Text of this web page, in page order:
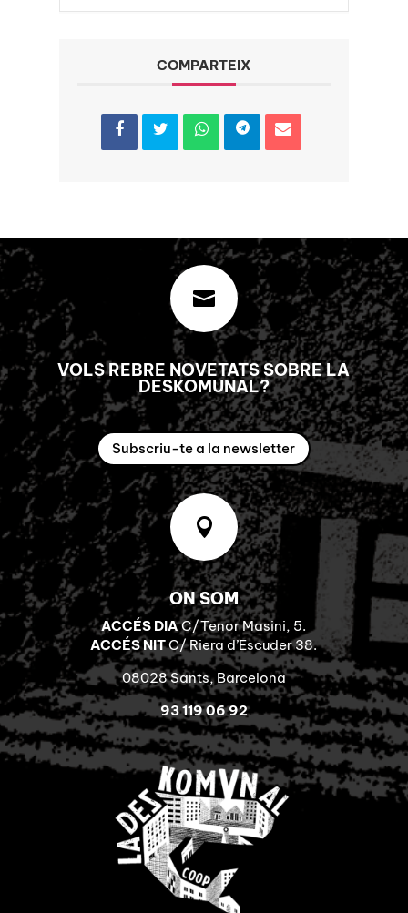
COMPARTEIX

VOLS REBRE NOVETATS SOBRE LA
DESKOMUNAL?
Subscriu-te a la newsletter

ON SOM
ACCÉS DIAC/Tenor Masini, 5.
ACCÉS NITC/ Riera d’Escuder 38.
08028 Sants, Barcelona
93 119 06 92